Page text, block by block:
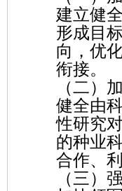
建立健
形成目
向，优
衔接。
（二）
健全由
性研究
的种业
合作、
（三）